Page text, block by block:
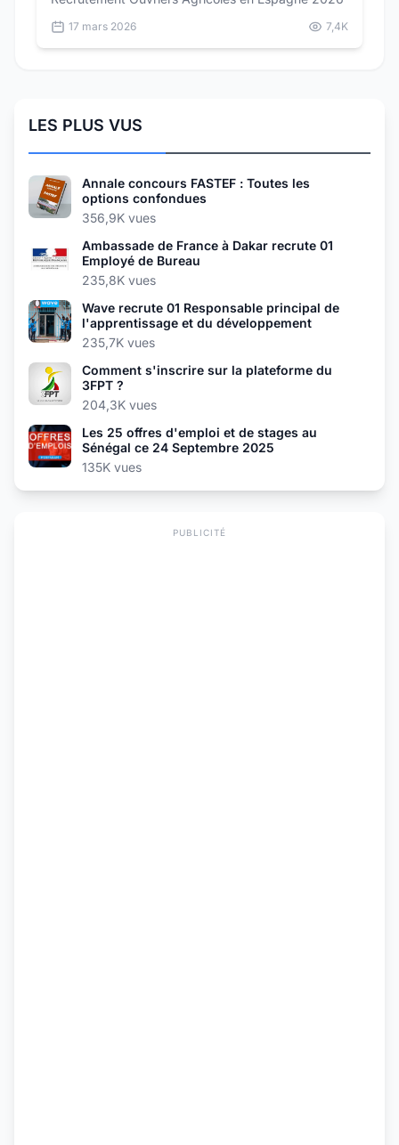
17 mars 2026 7,4K
LES PLUS VUS
Annale concours FASTEF : Toutes les
options confondues
356,9K vues
Ambassade de France à Dakar recrute 01
Employé de Bureau
235,8K vues
Wave recrute 01 Responsable principal de
l'apprentissage et du développement
235,7K vues
Comment s'inscrire sur la plateforme du
3FPT ?
204,3K vues
Les 25 offres d'emploi et de stages au
Sénégal ce 24 Septembre 2025
135K vues
PUBLICITÉ